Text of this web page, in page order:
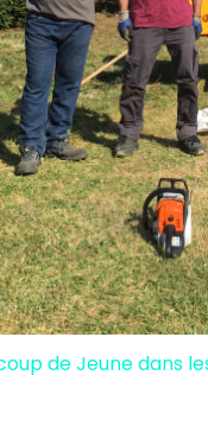
de Jeune dans